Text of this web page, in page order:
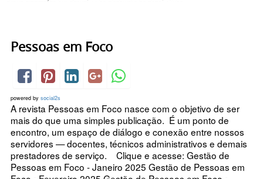
Pessoas em Foco
powered by social2s
A revista Pessoas em Foco nasce com o objetivo de ser
mais do que uma simples publicação. É um ponto de
encontro, um espaço de diálogo e conexão entre nossos
servidores — docentes, técnicos administrativos e demais
prestadores de serviço. Clique e acesse: Gestão de
Pessoas em Foco - Janeiro 2025 Gestão de Pessoas em